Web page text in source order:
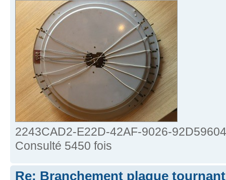
2243CAD2-E22D-42AF-9026-
Consulté 5450 fois
Re: Branchement plaque